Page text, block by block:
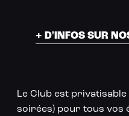
+ D'INFOS SUR
Le Club est
soirées) pour tous vos